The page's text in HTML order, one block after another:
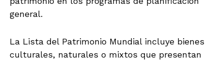
general.
La Lista del Patrimonio Mundial incluye bienes
culturales, naturales o mixtos que presentan